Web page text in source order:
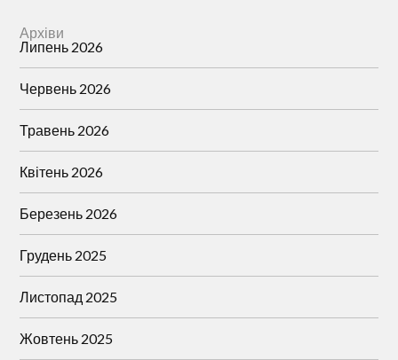
Архіви
Липень 2026
Червень 2026
Травень 2026
Квітень 2026
Березень 2026
Грудень 2025
Листопад 2025
Жовтень 2025